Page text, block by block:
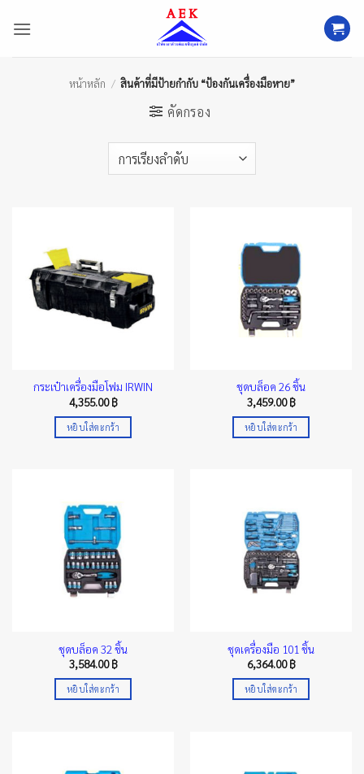
หน้าหลัก / สินค้าที่มีป้ายกำกับ “ป้องกันเครื่องมือหาย”
คัดกรอง
กระเป๋าเครื่องมือโฟม IRWIN
4,355.00฿
หยิบใส่ตะกร้า
ชุดบล็อค 26 ชิ้น
3,459.00฿
หยิบใส่ตะกร้า
ชุดบล็อค 32 ชิ้น
3,584.00฿
หยิบใส่ตะกร้า
ชุดเครื่องมือ 101 ชิ้น
6,364.00฿
หยิบใส่ตะกร้า